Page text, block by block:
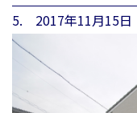
5. 2017年11月15日